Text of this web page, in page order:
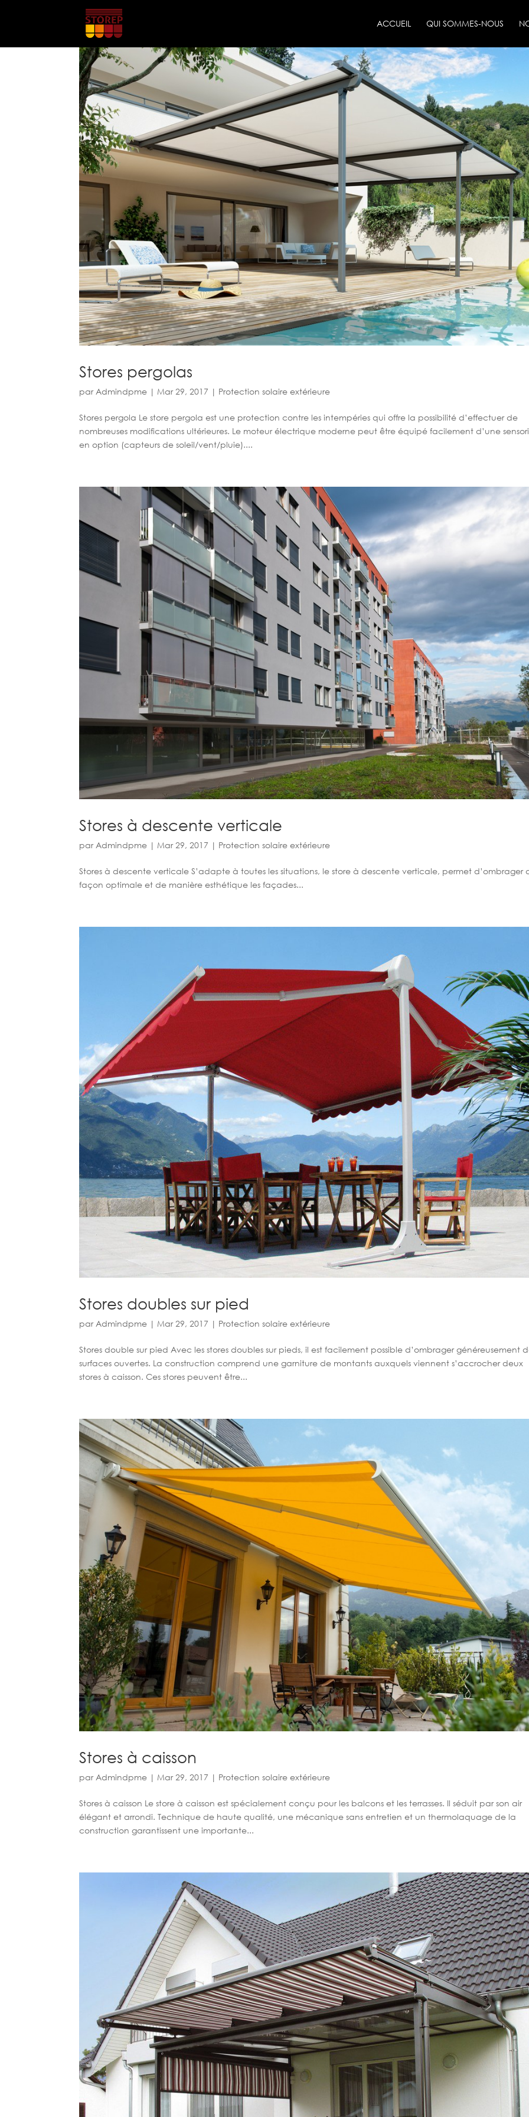
ACCUEIL QUI SOMMES-NOUS
Stores pergolas
par Admindpme | Mar 29, 2017 | Protection solaire extérieure
Stores pergola Le store pergola est une protection contre les intempéries qui offre la possibilité d’effectuer de
nombreuses modifications ultérieures. Le moteur électrique moderne peut être équipé facilement d’une
en option (capteurs de soleil/vent/pluie)....
Stores à descente verticale
parAdmindpme |Mar 29, 2017 | Protection solaire extérieure
Stores à descente verticale S’adapte à toutes les situations, le store à descente verticale, permet d’ombrager
façon optimale et de manière esthétique les façades...
Stores doubles sur pied
parAdmindpme |Mar 29, 2017 | Protection solaire extérieure
Stores double sur pied Avec les stores doubles sur pieds, il est facilement possible d’ombrager généreusement
surfaces ouvertes. La construction comprend une garniture de montants auxquels viennent s’accrocher deux
stores à caisson. Ces stores peuvent être...
Stores à caisson
parAdmindpme |Mar 29, 2017 | Protection solaire extérieure
Stores à caisson Le store à caisson est spécialement conçu pour les balcons et les terrasses. Il séduit par son air
élégant et arrondi. Technique de haute qualité, une mécanique sans entretien et un thermolaquage de la
construction garantissent une importante...